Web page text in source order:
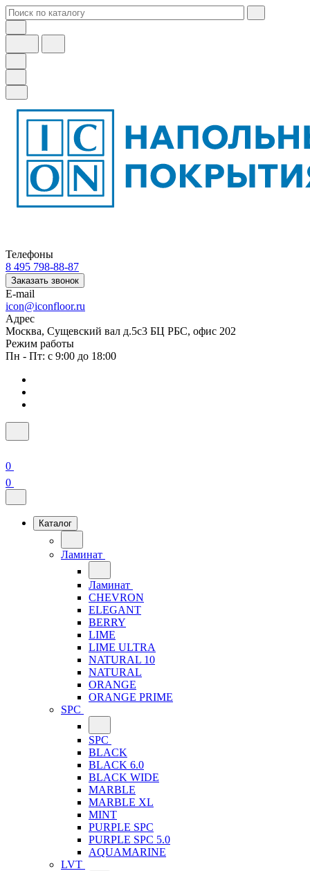
Телефоны
8 495 798-88-87
Заказать звонок
E-mail
icon@iconfloor.ru
Адрес
Москва, Сущевский вал д.5с3 БЦ РБС, офис 202
Режим работы
Пн - Пт: с 9:00 до 18:00
0
0
Каталог
Ламинат
Ламинат
CHEVRON
ELEGANT
BERRY
LIME
LIME ULTRA
NATURAL 10
NATURAL
ORANGE
ORANGE PRIME
SPC
SPC
BLACK
BLACK 6.0
BLACK WIDE
MARBLE
MARBLE XL
MINT
PURPLE SPC
PURPLE SPC 5.0
AQUAMARINE
LVT